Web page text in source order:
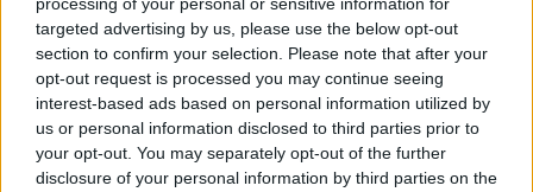
targeted advertising by us, please use the below opt-out
section to confirm your selection. Please note that after your
opt-out request is processed you may continue seeing
interest-based ads based on personal information utilized by
us or personal information disclosed to third parties prior to
your opt-out. You may separately opt-out of the further
disclosure of your personal information by third parties on the